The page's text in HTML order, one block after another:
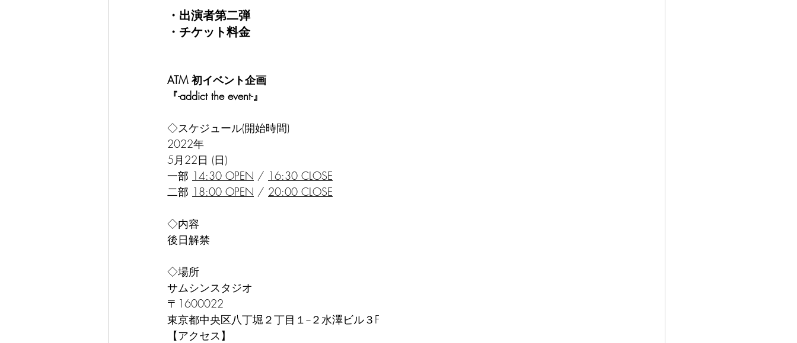
・出演者第二弾
・チケット料金
ATM 初イベント企画
『-addict the event-』
◇スケジュール(開始時間)
2022年
5月22日 (日)
一部 14:30 OPEN / 16:30 CLOSE
二部 18:00 OPEN / 20:00 CLOSE
◇内容
後日解禁
◇場所
サムシンスタジオ
〒1600022
東京都中央区八丁堀２丁目１−２水澤ビル３F
【アクセス】